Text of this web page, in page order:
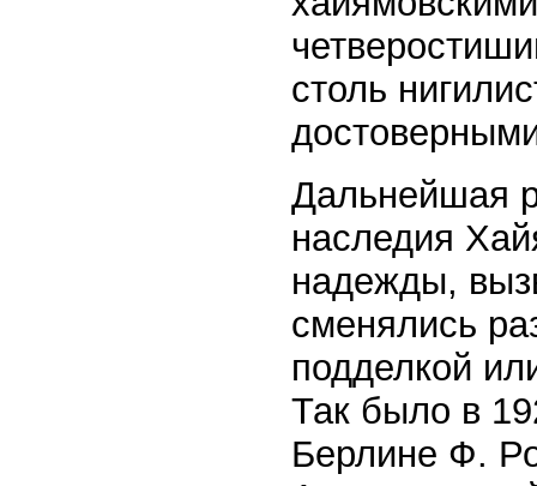
столь
Дальнейшая
наследия
надежды,
сменялись
подделкой
Так было в
Берлине Ф.